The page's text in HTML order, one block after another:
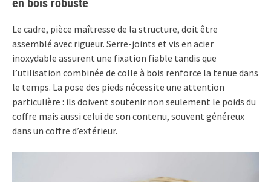
en bois robuste
Le cadre, pièce maîtresse de la structure, doit être
assemblé avec rigueur. Serre-joints et vis en acier
inoxydable assurent une fixation fiable tandis que
l’utilisation combinée de colle à bois renforce la tenue dans
le temps. La pose des pieds nécessite une attention
particulière : ils doivent soutenir non seulement le poids du
coffre mais aussi celui de son contenu, souvent généreux
dans un coffre d’extérieur.